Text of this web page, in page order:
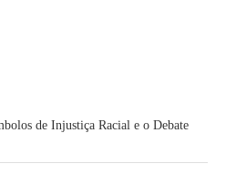
de Injustiça Racial e o Debate